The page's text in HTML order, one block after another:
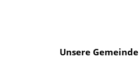
Unsere Gemeinde